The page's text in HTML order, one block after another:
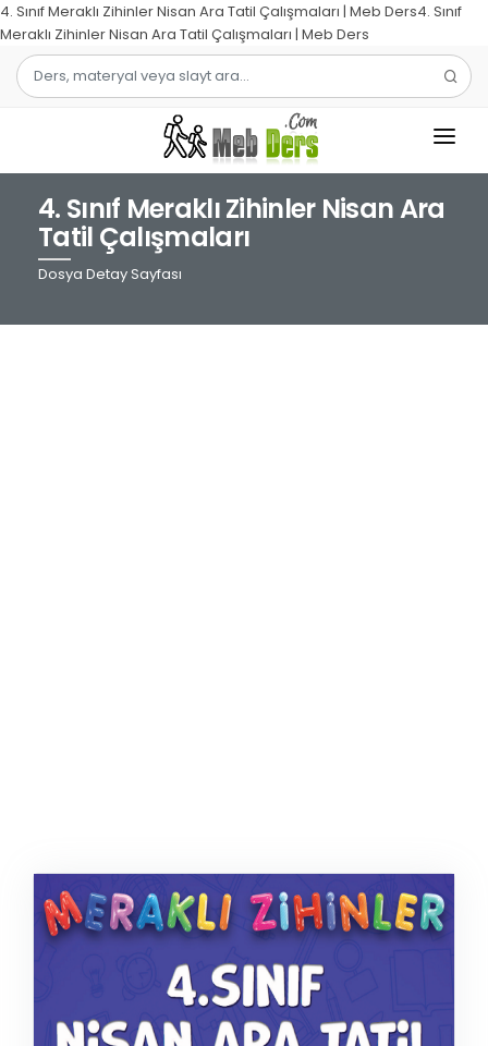
4. Sınıf Meraklı Zihinler Nisan Ara Tatil Çalışmaları | Meb Ders4. Sınıf
Meraklı Zihinler Nisan Ara Tatil Çalışmaları | Meb Ders
1.SINIF
2.SINIF
4. Sınıf Meraklı Zihinler Nisan Ara
Tatil Çalışmaları
Dosya Detay Sayfası